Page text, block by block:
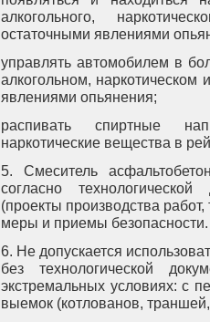
алкогольного,
остаточными явлениями
управлять автомобилем в
алкогольном, наркотическом
явлениями опьянения;
распивать спиртные
наркотические вещества в
5. Смеситель
согласно
(проекты производства
меры и приемы безопасности.
6. Не допускается
без технологической
экстремальных условиях: с
выемок (котлованов,